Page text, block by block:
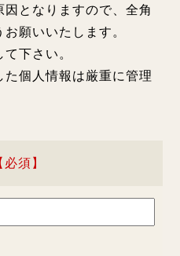
となりますので、全角
願いいたします。
下さい。
個人情報は厳重に管理